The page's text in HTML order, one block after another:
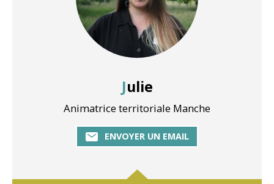
Julie
Animatrice territoriale Manche
ENVOYER UN EMAIL